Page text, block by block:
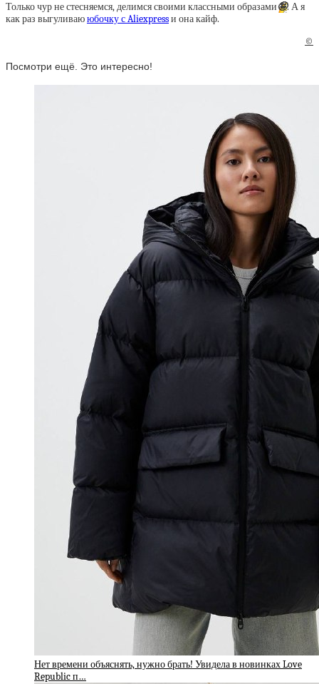
Только чур не стесняемся, делимся своими классными образами🤪. А я
как раз выгуливаююбочку с Aliexpressи она кайф.
©
Посмотри ещё. Это интересно!
Нет времени объяснять, нужно брать! Увидела в новинках Love
Republic п…